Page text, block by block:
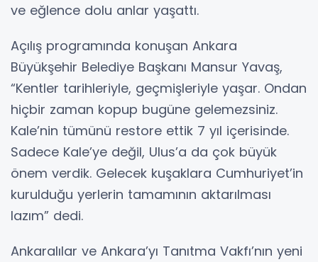
ve eğlence dolu anlar yaşattı.
Açılış programında konuşan Ankara
Büyükşehir Belediye Başkanı Mansur Yavaş,
“Kentler tarihleriyle, geçmişleriyle yaşar. Ondan
hiçbir zaman kopup bugüne gelemezsiniz.
Kale’nin tümünü restore ettik 7 yıl içerisinde.
Sadece Kale’ye değil, Ulus’a da çok büyük
önem verdik. Gelecek kuşaklara Cumhuriyet’in
kurulduğu yerlerin tamamının aktarılması
lazım” dedi.
Ankaralılar ve Ankara’yı Tanıtma Vakfı’nın yeni